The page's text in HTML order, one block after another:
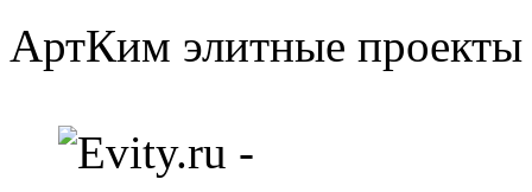
АртКим элитные